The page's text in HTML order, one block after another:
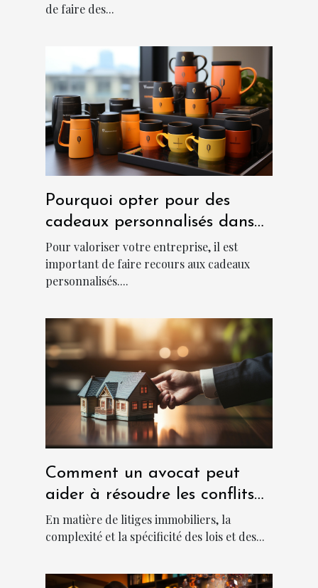
de faire des...
Pourquoi opter pour des
cadeaux personnalisés dans
une entreprise ?
Pour valoriser votre entreprise, il est
important de faire recours aux cadeaux
personnalisés....
Comment un avocat peut
aider à résoudre les conflits
immobiliers
En matière de litiges immobiliers, la
complexité et la spécificité des lois et des...